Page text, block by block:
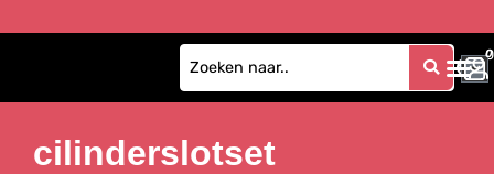
0
0
cilinderslotset